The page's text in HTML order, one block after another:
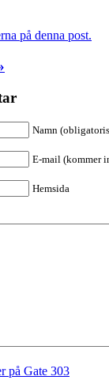
på denna post.
Namn
E-mail (kommer
Hemsida
på Gate 303